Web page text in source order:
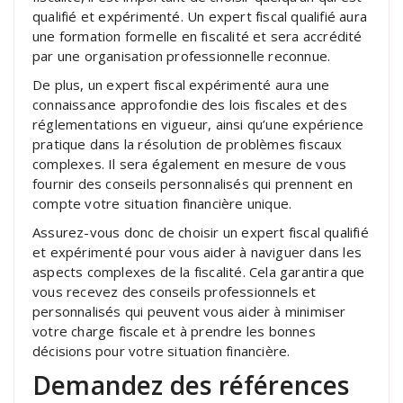
qualifié et expérimenté. Un expert fiscal qualifié aura
une formation formelle en fiscalité et sera accrédité
par une organisation professionnelle reconnue.
De plus, un expert fiscal expérimenté aura une
connaissance approfondie des lois fiscales et des
réglementations en vigueur, ainsi qu’une expérience
pratique dans la résolution de problèmes fiscaux
complexes. Il sera également en mesure de vous
fournir des conseils personnalisés qui prennent en
compte votre situation financière unique.
Assurez-vous donc de choisir un expert fiscal qualifié
et expérimenté pour vous aider à naviguer dans les
aspects complexes de la fiscalité. Cela garantira que
vous recevez des conseils professionnels et
personnalisés qui peuvent vous aider à minimiser
votre charge fiscale et à prendre les bonnes
décisions pour votre situation financière.
Demandez des références